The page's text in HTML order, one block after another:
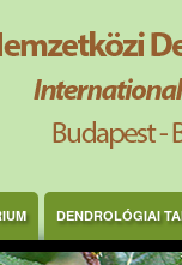
DENDROLÓGIAI